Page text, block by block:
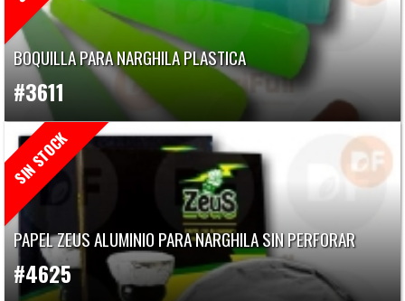
BOQUILLA PARA NARGHILA PLASTICA
#3611
PAPEL ZEUS ALUMINIO PARA NARGHILA SIN PERFORAR
#4625